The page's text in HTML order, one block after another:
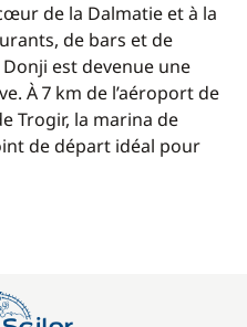
de la Dalmatie et à la
de bars et de
est devenue une
À 7 km de l’aéroport de
Trogir, la marina de
de départ idéal pour